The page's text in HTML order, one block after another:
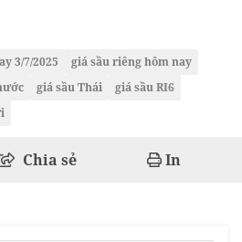
3/7/2025
giá sầu riêng hôm nay
giá sầu Thái
giá sầu RI6
Chia sẻ In